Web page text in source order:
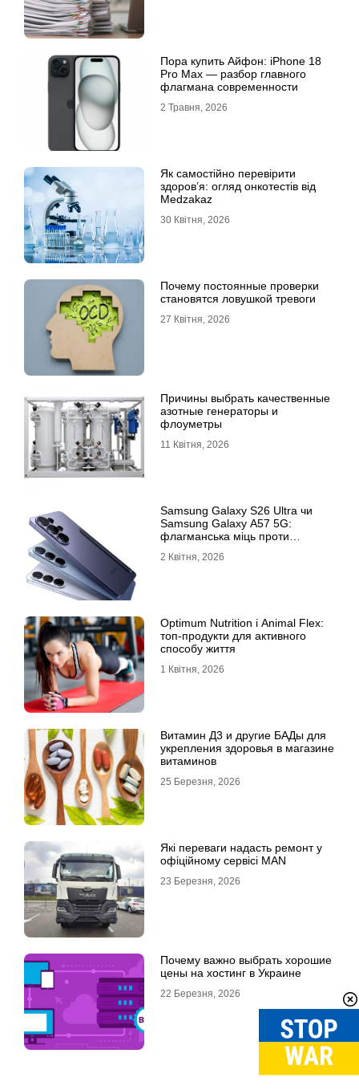
Пора купить Айфон: iPhone 18
Pro Max — разбор главного
флагмана современности
2 Травня, 2026
Як самостійно перевірити
здоров’я: огляд онкотестів від
Medzakaz
30 Квітня, 2026
Почему постоянные проверки
становятся ловушкой тревоги
27 Квітня, 2026
Причины выбрать качественные
азотные генераторы и
флоуметры
11 Квітня, 2026
Samsung Galaxy S26 Ultra чи
Samsung Galaxy A57 5G:
флагманська міць проти
2 Квітня, 2026
Optimum Nutrition і Animal Flex:
топ-продукти для активного
способу життя
1 Квітня, 2026
Витамин Д3 и другие БАДы для
укрепления здоровья в магазине
витаминов
25 Березня, 2026
Які переваги надасть ремонт у
офіційному сервісі MAN
23 Березня, 2026
Почему важно выбрать хорошие
цены на хостинг в Украине
22 Березня, 2026